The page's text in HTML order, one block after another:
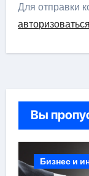
Для отправки
Вы
Бизнес и